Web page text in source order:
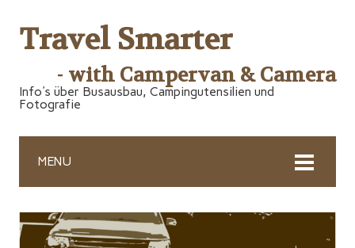
Travel Smarter
- with Campervan & Camera
Info's über Busausbau, Campingutensilien und
Fotografie
MENU